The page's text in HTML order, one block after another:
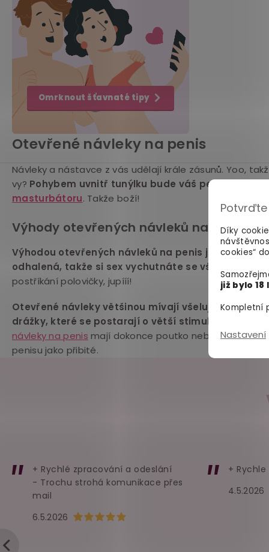
Díky
cookies“
již bylo 18
Kompletní
Nastavení
Omrknout šťavnaté tipy
Otevřené návleky na penis
Návleky a nástavce z vás udělají krále zásunů. Yoo,
vy? Pohybem uvnitř tunýlku bude váš penis
masturbátoru. Takže boží!
Výhody otevřených návleků na penis
Výhodou otevřených návleků na penis je, že
odhalená, takže si sex vychutnáte se vším všudy
postříkání polovičky, jupííí!
Otevřené návleky většinou mívají všelujaké
drážky, které se postarají o větší stimulaci
návleky na penis mají dokonce poutko nebo otvor na
penisu jako přibité.
Hodnocení obchodu je 5 z 5 hvězdiček.
6.5.2026
+ Rychlé zpracování a odeslání
- Trochu strohá komunikace přes
mail
4.5.2026
+